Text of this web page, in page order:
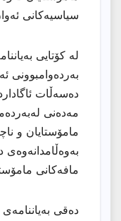
سیاسیەكانی
لە کۆتایى
بەردەوامبوونی
دەسەڵات
مەدەنی
مامۆستایان و
بەوەڵامدانەوەی
مافەكانی
دەقى